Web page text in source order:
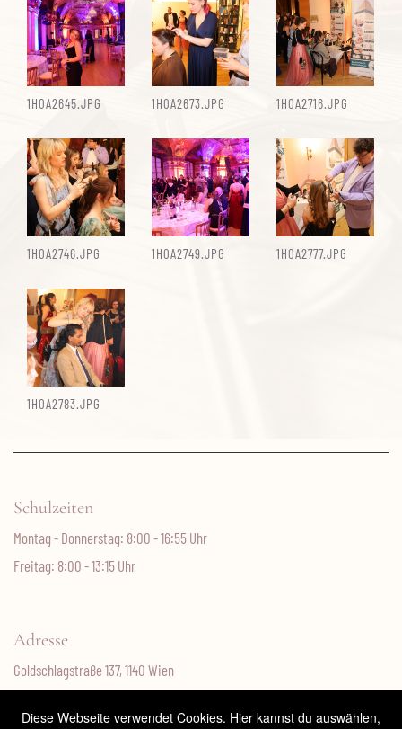
1H0A2645.JPG 1H0A2673.JPG 1H0A2716.JPG
1H0A2746.JPG 1H0A2749.JPG 1H0A2777.JPG
1H0A2783.JPG
Schulzeiten
Montag - Donnerstag: 8:00 - 16:55 Uhr
Freitag: 8:00 - 13:15 Uhr
Adresse
Goldschlagstraße 137, 1140 Wien
Fax: 01/4000 99 95800
Diese Webseite verwendet Cookies. Hier kannst du auswählen,